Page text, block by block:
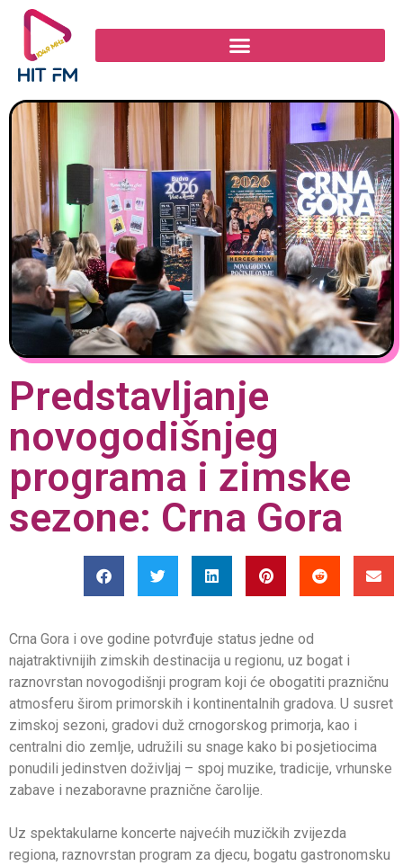
Predstavljanje
novogodišnjeg
programa i zimske
sezone: Crna Gora
Crna Gora i ove godine potvrđuje status jedne od
najatraktivnijih zimskih destinacija u regionu, uz bogat i
raznovrstan novogodišnji program koji će obogatiti prazničnu
atmosferu širom primorskih i kontinentalnih gradova. U susret
zimskoj sezoni, gradovi duž crnogorskog primorja, kao i
centralni dio zemlje, udružili su snage kako bi posjetiocima
ponudili jedinstven doživljaj – spoj muzike, tradicije, vrhunske
zabave i nezaboravne praznične čarolije.
Uz spektakularne koncerte najvećih muzičkih zvijezda
regiona, raznovrstan program za djecu, bogatu gastronomsku